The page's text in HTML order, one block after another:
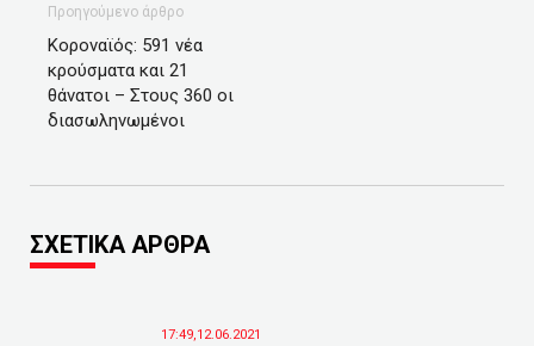
Προηγούμενο άρθρο
Κοροναϊός: 591 νέα
κρούσματα και 21
θάνατοι – Στους 360 οι
διασωληνωμένοι
ΣΧΕΤΙΚΑ ΑΡΘΡΑ
17:49,12.06.2021